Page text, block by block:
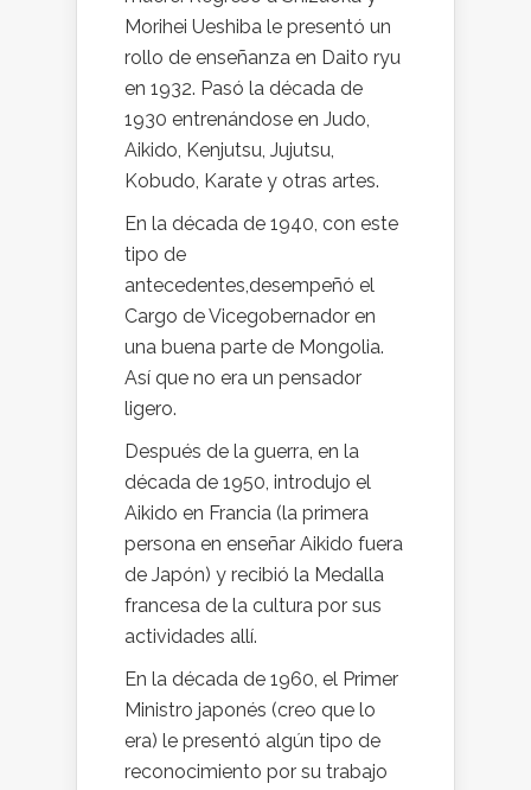
Morihei Ueshiba le presentó un
rollo de enseñanza en Daito ryu
en 1932. Pasó la década de
1930 entrenándose en Judo,
Aikido, Kenjutsu, Jujutsu,
Kobudo, Karate y otras artes.
En la década de 1940, con este
tipo de
antecedentes,desempeñó el
Cargo de Vicegobernador en
una buena parte de Mongolia.
Así que no era un pensador
ligero.
Después de la guerra, en la
década de 1950, introdujo el
Aikido en Francia (la primera
persona en enseñar Aikido fuera
de Japón) y recibió la Medalla
francesa de la cultura por sus
actividades allí.
En la década de 1960, el Primer
Ministro japonés (creo que lo
era) le presentó algún tipo de
reconocimiento por su trabajo